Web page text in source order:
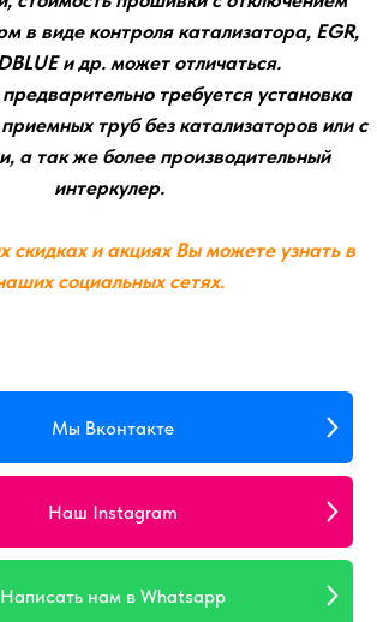
Мы Вконтакте
Наш Instagram
Написать нам в Whatsapp